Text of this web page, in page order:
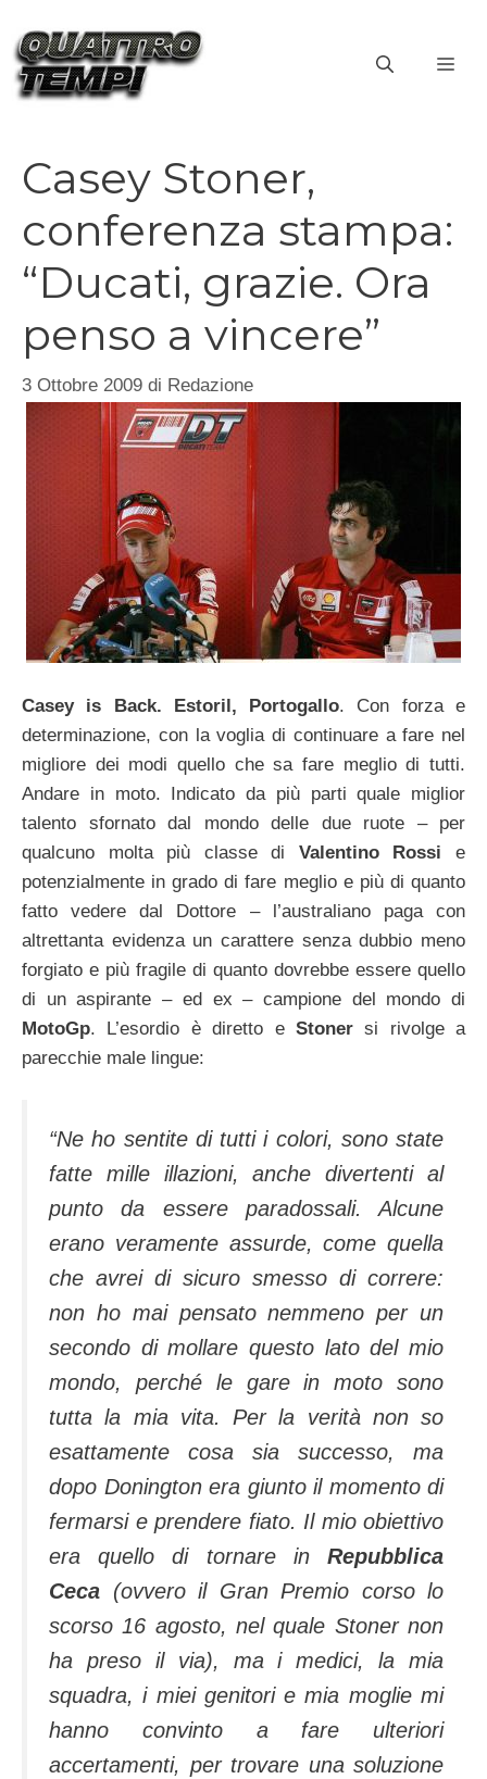
contenuto
Casey Stoner,
conferenza stampa:
“Ducati, grazie. Ora
penso a vincere”
3 Ottobre 2009 di Redazione
Casey is Back. Estoril, Portogallo. Con forza e
determinazione, con la voglia di continuare a fare nel
migliore dei modi quello che sa fare meglio di tutti.
Andare in moto. Indicato da più parti quale miglior
talento sfornato dal mondo delle due ruote – per
qualcuno molta più classe di Valentino Rossie
potenzialmente in grado di fare meglio e più di quanto
fatto vedere dal Dottore – l’australiano paga con
altrettanta evidenza un carattere senza dubbio meno
forgiato e più fragile di quanto dovrebbe essere quello
di un aspirante – ed ex – campione del mondo di
MotoGp. L’esordio è diretto e Stonersi rivolge a
parecchie male lingue:
“Ne ho sentite di tutti i colori, sono state
fatte mille illazioni, anche divertenti al
punto da essere paradossali. Alcune
erano veramente assurde, come quella
che avrei di sicuro smesso di correre:
non ho mai pensato nemmeno per un
secondo di mollare questo lato del mio
mondo, perché le gare in moto sono
tutta la mia vita. Per la verità non so
esattamente cosa sia successo, ma
dopo Donington era giunto il momento di
fermarsi e prendere fiato. Il mio obiettivo
era quello di tornare in Repubblica
Ceca (ovvero il Gran Premio corso lo
scorso 16 agosto, nel quale Stoner non
ha preso il via), ma i medici, la mia
squadra, i miei genitori e mia moglie mi
hanno convinto a fare ulteriori
accertamenti, per trovare una soluzione